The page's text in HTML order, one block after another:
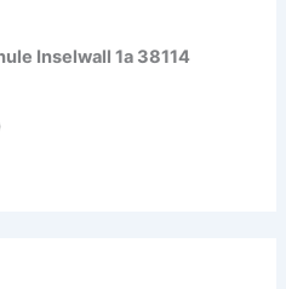
Inselwall 1a 38114